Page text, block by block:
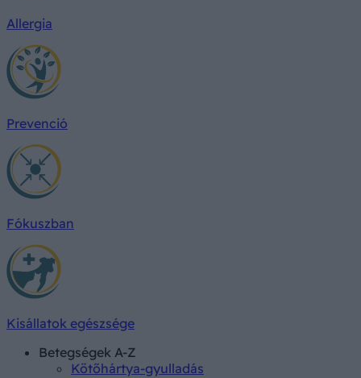
Allergia
Prevenció
Fókuszban
Kisállatok egészsége
Betegségek A-Z
Kötőhártya-gyulladás